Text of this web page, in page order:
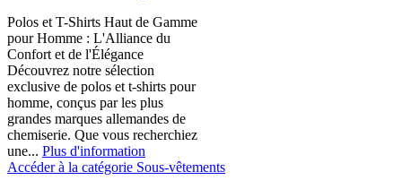
Polos et T-Shirts Haut de Gamme
pour Homme : L'Alliance du
Confort et de l'Élégance
Découvrez notre sélection
exclusive de polos et t-shirts pour
homme, conçus par les plus
grandes marques allemandes de
chemiserie. Que vous recherchiez
une... Plus d'information
Accéder à la catégorie Sous-vêtements